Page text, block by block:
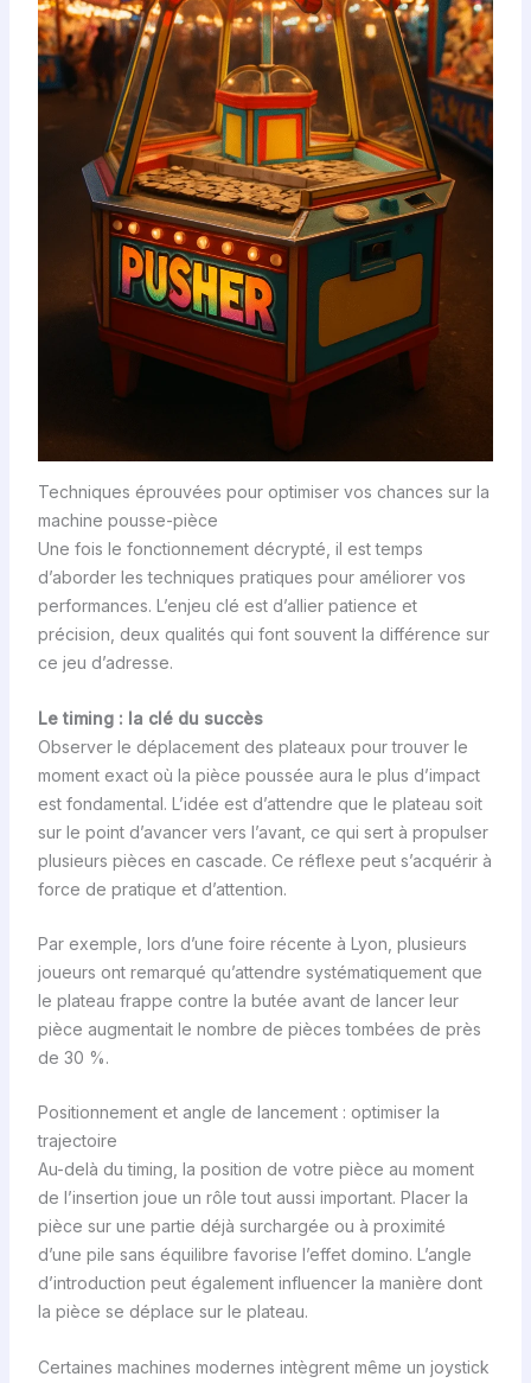
Techniques éprouvées pour optimiser vos chances sur la
machine pousse-pièce
Une fois le fonctionnement décrypté, il est temps
d’aborder les techniques pratiques pour améliorer vos
performances. L’enjeu clé est d’allier patience et
précision, deux qualités qui font souvent la différence sur
ce jeu d’adresse.
Le timing : la clé du succès
Observer le déplacement des plateaux pour trouver le
moment exact où la pièce poussée aura le plus d’impact
est fondamental. L’idée est d’attendre que le plateau soit
sur le point d’avancer vers l’avant, ce qui sert à propulser
plusieurs pièces en cascade. Ce réflexe peut s’acquérir à
force de pratique et d’attention.
Par exemple, lors d’une foire récente à Lyon, plusieurs
joueurs ont remarqué qu’attendre systématiquement que
le plateau frappe contre la butée avant de lancer leur
pièce augmentait le nombre de pièces tombées de près
de 30 %.
Positionnement et angle de lancement : optimiser la
trajectoire
Au-delà du timing, la position de votre pièce au moment
de l’insertion joue un rôle tout aussi important. Placer la
pièce sur une partie déjà surchargée ou à proximité
d’une pile sans équilibre favorise l’effet domino. L’angle
d’introduction peut également influencer la manière dont
la pièce se déplace sur le plateau.
Certaines machines modernes intègrent même un joystick